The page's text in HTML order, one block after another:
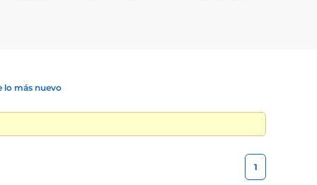
lo más nuevo
1